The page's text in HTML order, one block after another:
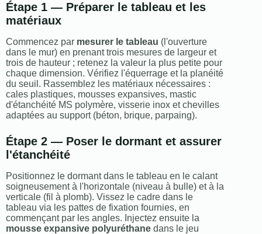
Étape 1 — Préparer le tableau et les
matériaux
Commencez par mesurer le tableau (l'ouverture
dans le mur) en prenant trois mesures de largeur et
trois de hauteur ; retenez la valeur la plus petite pour
chaque dimension. Vérifiez l'équerrage et la planéité
du seuil. Rassemblez les matériaux nécessaires :
cales plastiques, mousses expansives, mastic
d'étanchéité MS polymère, visserie inox et chevilles
adaptées au support (béton, brique, parpaing).
Étape 2 — Poser le dormant et assurer
l'étanchéité
Positionnez le dormant dans le tableau en le calant
soigneusement à l'horizontale (niveau à bulle) et à la
verticale (fil à plomb). Vissez le cadre dans le
tableau via les pattes de fixation fournies, en
commençant par les angles. Injectez ensuite la
mousse expansive polyuréthane dans le jeu